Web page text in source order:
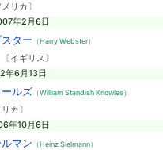
リカ〕
年2月6日
ター （Harry Webster）
イギリス〕
年6月13日
ルズ （William Standish Knowles）
カ〕
年10月6日
マン （Heinz Sielmann）